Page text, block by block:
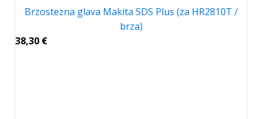
Brzostezna glava Makita SDS Plus (za HR2810T /
brza)
38,30 €